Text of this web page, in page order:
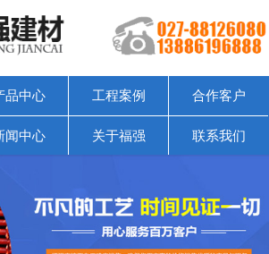
品中心 工程案例 合作客户
闻中心 关于福强 联系我们